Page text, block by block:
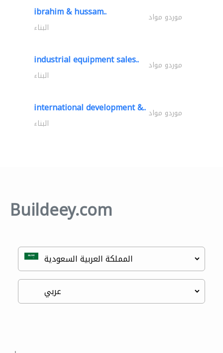
ibrahim & hussam.. موردو مواد
البناء
industrial equipment sales.. موردو مواد
البناء
international development &.. موردو مواد
البناء
Buildeey.com